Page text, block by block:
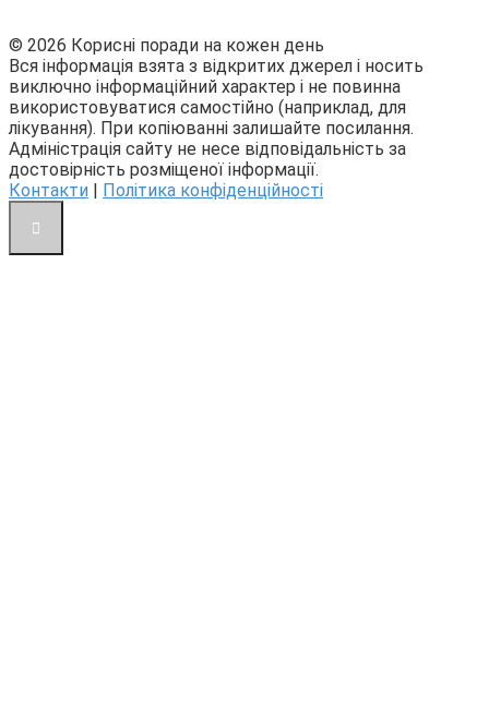
© 2026 Корисні поради на кожен день
Вся інформація взята з відкритих джерел і носить
виключно інформаційний характер і не повинна
використовуватися самостійно (наприклад, для
лікування). При копіюванні залишайте посилання.
Адміністрація сайту не несе відповідальність за
достовірність розміщеної інформації.
Контакти | Політика конфіденційності